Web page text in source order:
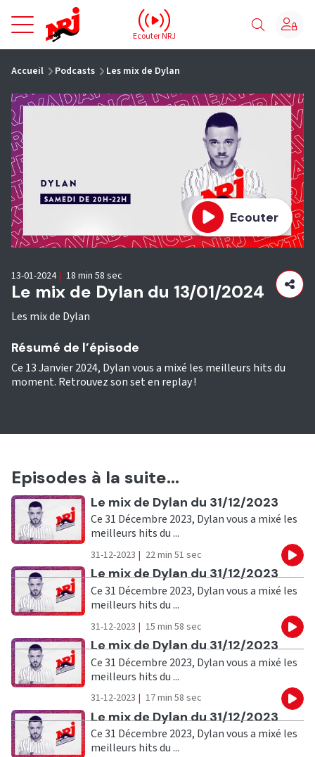
NRJ - Accueil
Ecouter NRJ
Accueil Podcasts Les mix de Dylan
Ecouter
Le mix de Dylan du 13/01/2024
Les mix de Dylan
13-01-2024 | 18 min 58 sec
Résumé de l’épisode
Ce 13 Janvier 2024, Dylan vous a mixé les meilleurs hits du
moment. Retrouvez son set en replay !
Episodes à la suite...
Ecouter
Le mix de Dylan du 31/12/2023
Ce 31 Décembre 2023, Dylan vous a mixé les
meilleurs hits du ...
31-12-2023 | 22 min 51 sec
Ecouter
Le mix de Dylan du 31/12/2023
Ce 31 Décembre 2023, Dylan vous a mixé les
meilleurs hits du ...
31-12-2023 | 15 min 58 sec
Ecouter
Le mix de Dylan du 31/12/2023
Ce 31 Décembre 2023, Dylan vous a mixé les
meilleurs hits du ...
31-12-2023 | 17 min 58 sec
Ecouter
Le mix de Dylan du 31/12/2023
Ce 31 Décembre 2023, Dylan vous a mixé les
meilleurs hits du ...